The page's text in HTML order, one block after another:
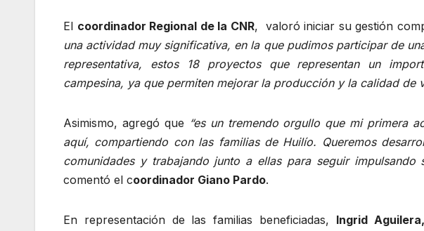
El coordinador Regional de la CNR, valoró iniciar su gestión
una actividad muy significativa, en la que pudimos participar de
representativa, estos 18 proyectos que representan un
campesina, ya que permiten mejorar la producción y la calidad de
Asimismo, agregó que “es un tremendo orgullo que mi primera
aquí, compartiendo con las familias de Huilío. Queremos
comunidades y trabajando junto a ellas para seguir impulsando
comentó el coordinador Giano Pardo.
En representación de las familias beneficiadas, Ingrid